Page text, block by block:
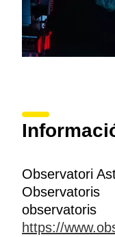
Observatori
Observatoris
observatoris
https://